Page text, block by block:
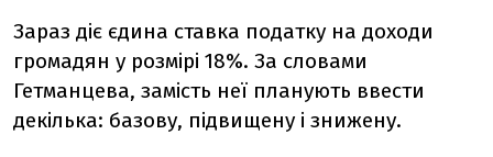
Зараз діє єдина ставка податку на доходи
громадян у розмірі 18%. За словами
Гетманцева, замість неї планують ввести
декілька: базову, підвищену і знижену.